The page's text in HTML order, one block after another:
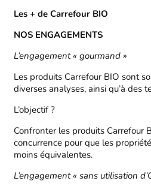
Les + de Carrefour BIO
NOS ENGAGEMENTS
L’engagement « gourmand »
Les produits Carrefour BIO sont
diverses analyses, ainsi qu’à des
L’objectif ?
Confronter les produits Carrefour
concurrence pour que les
moins équivalentes.
L’engagement « sans utilisation